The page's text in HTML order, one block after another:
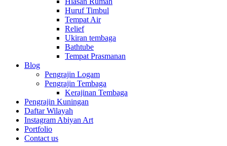
Huruf Timbul
Tempat Air
Relief
Ukiran tembaga
Bathtube
Tempat Prasmanan
Blog
Pengrajin Logam
Pengrajin Tembaga
Kerajinan Tembaga
Pengrajin Kuningan
Daftar Wilayah
Instagram Abiyan Art
Portfolio
Contact us